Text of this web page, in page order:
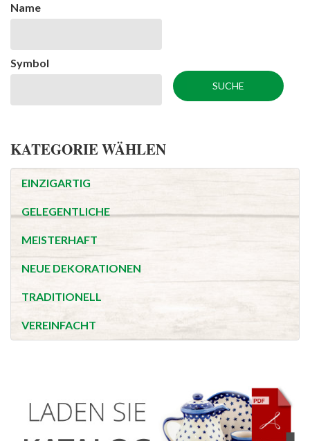
Name
Symbol
KATEGORIE WÄHLEN
EINZIGARTIG
GELEGENTLICHE
MEISTERHAFT
NEUE DEKORATIONEN
TRADITIONELL
VEREINFACHT